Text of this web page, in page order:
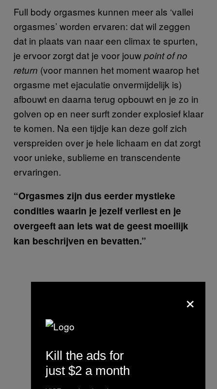
Full body orgasmes kunnen meer als ‘vallei
orgasmes’ worden ervaren: dat wil zeggen
dat in plaats van naar een climax te spurten,
je ervoor zorgt dat je voor jouwpoint of no
return (voor mannen het moment waarop het
orgasme met ejaculatie onvermijdelijk is)
afbouwt en daarna terug opbouwt en je zo in
golven op en neer surft zonder explosief klaar
te komen. Na een tijdje kan deze golf zich
verspreiden over je hele lichaam en dat zorgt
voor unieke, sublieme en transcendente
ervaringen.
“Orgasmes zijn dus eerder mystieke
condities waarin je jezelf verliest en je
overgeeft aan iets wat de geest moeilijk
kan beschrijven en bevatten.”
×
Kill the ads for
just $2 a month